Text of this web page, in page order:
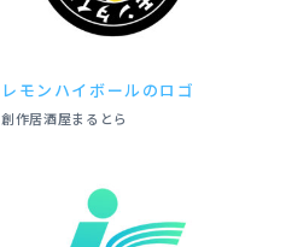
レモンハイボールのロゴ
創作居酒屋まるとら